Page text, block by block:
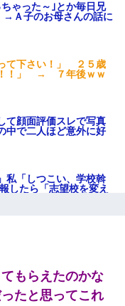
ゃった～｣とか毎日兄
→Ａ子のお母さんの話に
て下さい！」 ２５歳
！！」 → ７年後ｗｗ
て顔面評価スレで写真
中で二人ほど意外に好
私「しつこい、学校斡
したら「志望校を変え
家だと知って婚約破棄
が付き合ってもい
ちゃくちゃだった
もらえたのかな
たと思ってこれ